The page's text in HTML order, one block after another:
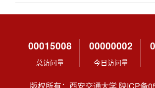
00015008
总访问量
00000002
今日访问量